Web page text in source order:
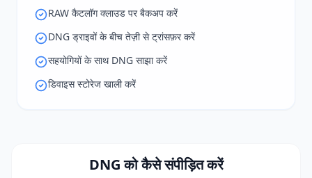
RAW कैटलॉग क्लाउड पर बैकअप करें
DNG ड्राइवों के बीच तेज़ी से ट्रांसफ़र करें
सहयोगियों के साथ DNG साझा करें
डिवाइस स्टोरेज खाली करें
DNG को कैसे संपीड़ित करें